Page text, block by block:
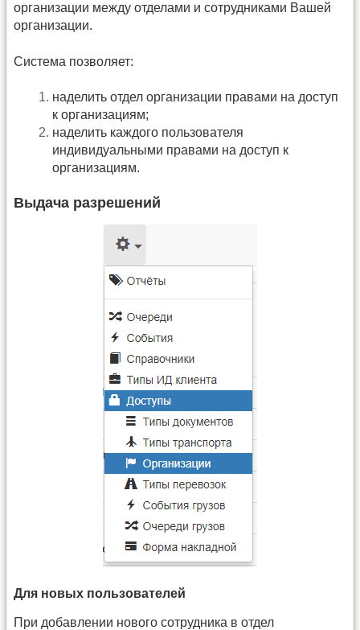
организации между отделами и сотрудниками Вашей
организации.
Система позволяет:
наделить отдел организации правами на доступ
к организациям;
наделить каждого пользователя
индивидуальными правами на доступ к
организациям.
Выдача разрешений
Для новых пользователей
При добавлении нового сотрудника в отдел